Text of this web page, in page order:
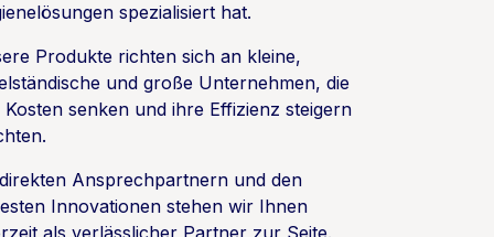
spezialisiert hat.
Produkte richten sich an kleine,
und große Unternehmen, die
Kosten senken und ihre Effizienz steigern
Ansprechpartnern und den
Innovationen stehen wir Ihnen
als verlässlicher Partner zur Seite.